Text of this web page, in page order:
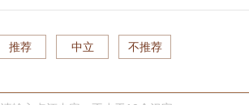
推荐 中立 不推荐